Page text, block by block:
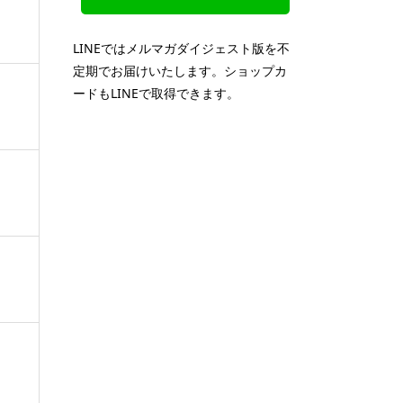
LINEではメルマガダイジェスト版を不
定期でお届けいたします。ショップカ
ードもLINEで取得できます。